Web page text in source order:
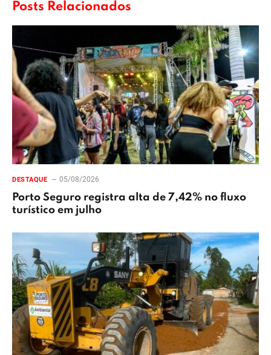
Posts Relacionados
DESTAQUE 05/08/2026
Porto Seguro registra alta de 7,42% no fluxo
turístico em julho